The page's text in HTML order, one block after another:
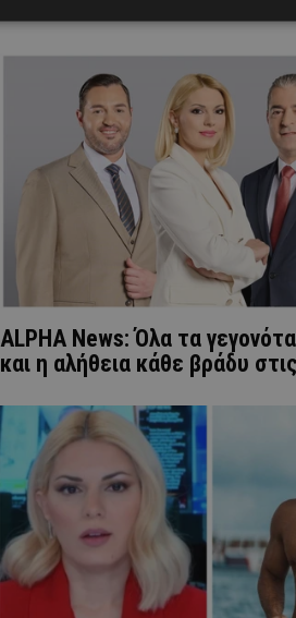
ALPHA News: Όλα τα
και η αλήθεια κάθε βράδυ